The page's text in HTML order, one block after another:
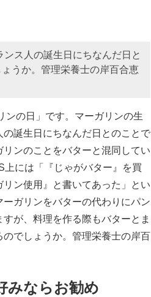
ス人の誕生日にちなんだ日と
うか。管理栄養士の岸百合恵
の日」です。マーガリンの生
誕生日にちなんだ日とのことで
ンのことをバターと混同してい
上には「『じゃがバター』を買
ン使用』と書いてあった」とい
ガリンをバターの代わりにパン
が、料理を作る際もバターとま
のでしょうか。管理栄養士の岸百
みならお勧め